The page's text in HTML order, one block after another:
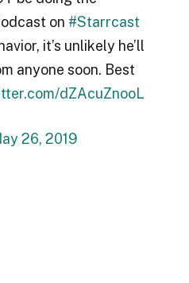
on #Starrcast
it’s unlikely he’ll
anyone soon. Best
dZAcuZnooL
26, 2019